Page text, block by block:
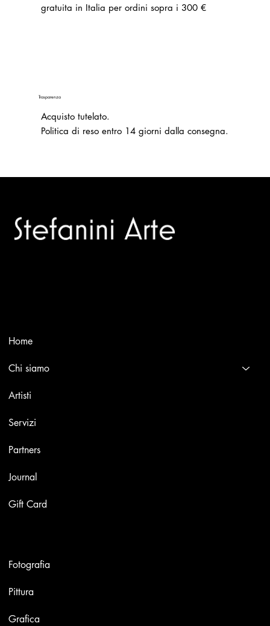
gratuita in Italia per ordini sopra i 300 €
Trasparenza
Acquisto tutelato.
Politica di reso entro 14 giorni dalla consegna.
Home
Chi siamo
Artisti
Servizi
Partners
Journal
Gift Card
Fotografia
Pittura
Grafica